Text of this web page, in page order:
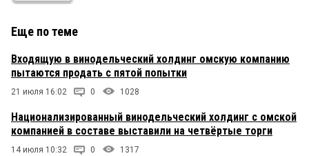
Еще по теме
Входящую в винодельческий холдинг омскую компанию
пытаются продать с пятой попытки
21 июля 16:02 0 1028
Национализированный винодельческий холдинг с омской
компанией в составе выставили на четвёртые торги
14 июля 10:32 0 1317